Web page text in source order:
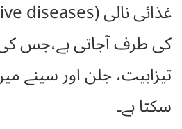
کی طرف آجاتی ہے،جس
تیزابیت، جلن اور سینے
سکتا ہے۔